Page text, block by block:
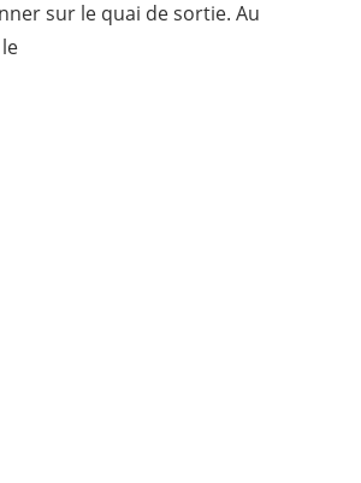
sur le quai de sortie. Au